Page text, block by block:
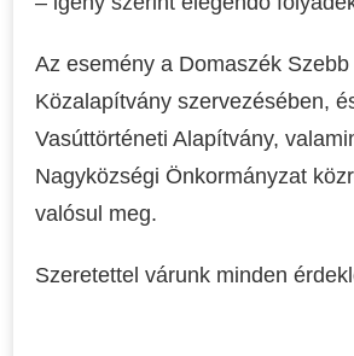
Az esemény a Domaszék
Közalapítvány szervezésében,
Vasúttörténeti Alapítvány,
Nagyközségi Önkormányzat
valósul meg.
Szeretettel várunk minden